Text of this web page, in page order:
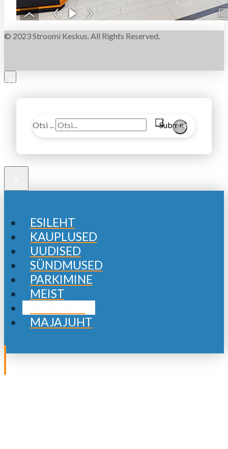
© 2023 Stroomi Keskus. All Rights Reserved.
×
Otsi ... Submit
Clear
ESILEHT
KAUPLUSED
UUDISED
SÜNDMUSED
PARKIMINE
MEIST
MAJAJUHT